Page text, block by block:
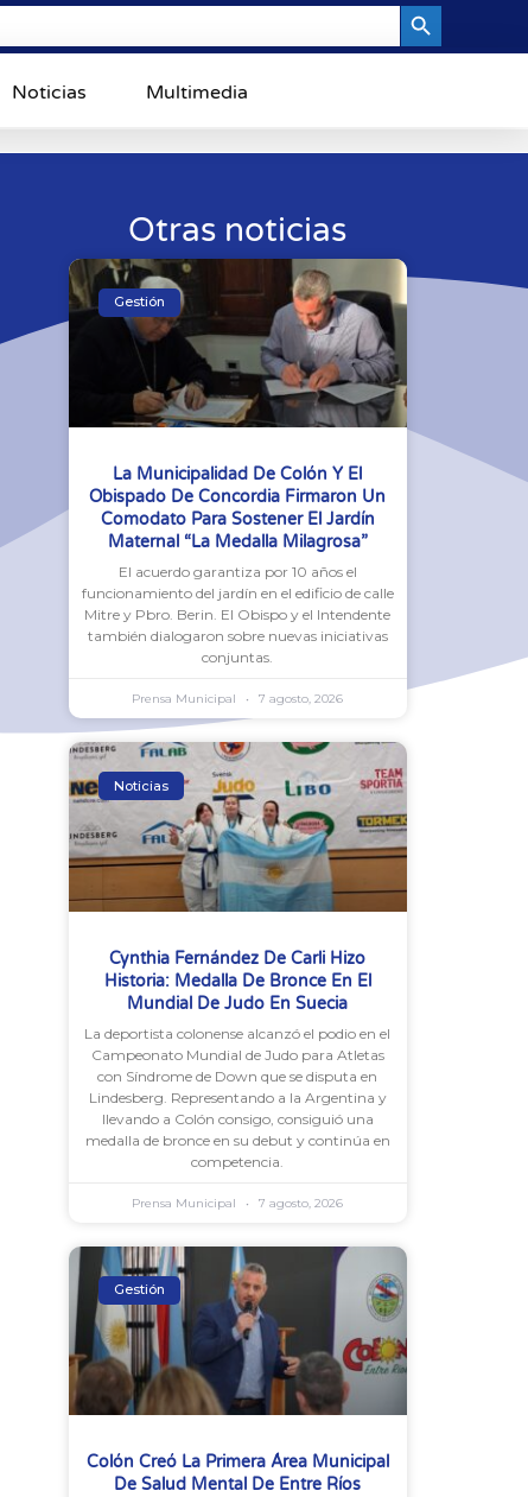
Noticias Multimedia
Otras noticias
Gestión
La Municipalidad De Colón Y El
Obispado De Concordia Firmaron Un
Comodato Para Sostener El Jardín
Maternal “La Medalla Milagrosa”
El acuerdo garantiza por 10 años el
funcionamiento del jardín en el edificio de calle
Mitre y Pbro. Berin. El Obispo y el Intendente
también dialogaron sobre nuevas iniciativas
conjuntas.
Prensa Municipal 7 agosto, 2026
Noticias
Cynthia Fernández De Carli Hizo
Historia: Medalla De Bronce En El
Mundial De Judo En Suecia
La deportista colonense alcanzó el podio en el
Campeonato Mundial de Judo para Atletas
con Síndrome de Down que se disputa en
Lindesberg. Representando a la Argentina y
llevando a Colón consigo, consiguió una
medalla de bronce en su debut y continúa en
competencia.
Prensa Municipal 7 agosto, 2026
Gestión
Colón Creó La Primera Área Municipal
De Salud Mental De Entre Ríos